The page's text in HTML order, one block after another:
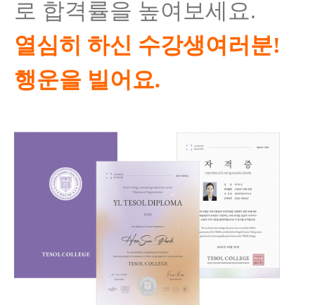
로 합격률을 높여보세요.
열심히 하신 수강생여러분!
행운을 빌어요.